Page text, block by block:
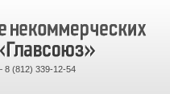
(812) 339-12-54